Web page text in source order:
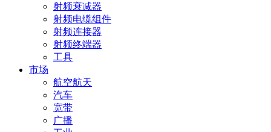
射频衰减器
射频电缆组件
射频连接器
射频终端器
工具
市场
航空航天
汽车
宽带
广播